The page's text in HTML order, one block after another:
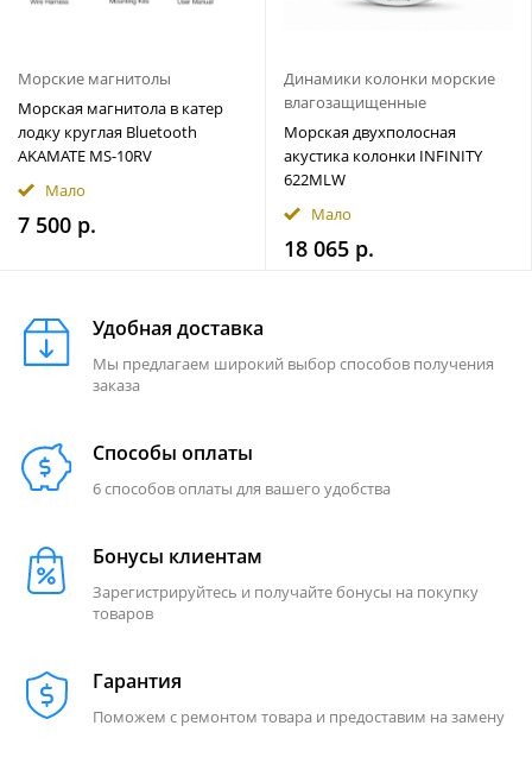
Морские магнитолы
Морская магнитола в катер
лодку круглая Bluetooth
AKAMATE MS-10RV
Мало
7 500 р.
Динамики колонки морские
влагозащищенные
Морская двухполосная
акустика колонки INFINITY
622MLW
Мало
18 065 р.
Удобная доставка
Мы предлагаем широкий выбор способов получения
заказа
Способы оплаты
6 способов оплаты для вашего удобства
Бонусы клиентам
Зарегистрируйтесь и получайте бонусы на покупку
товаров
Гарантия
Поможем с ремонтом товара и предоставим на замену